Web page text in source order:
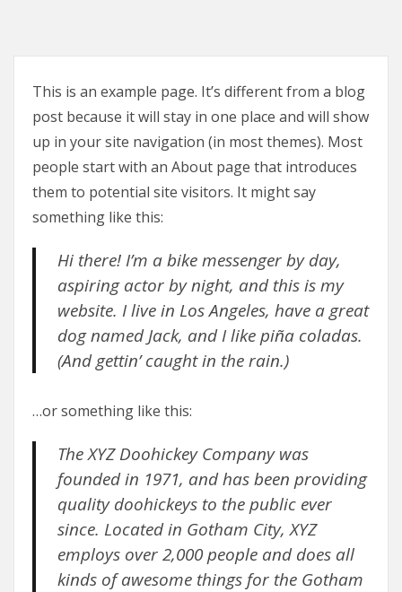
This is an example page. It’s different from a blog
post because it will stay in one place and will show
up in your site navigation (in most themes). Most
people start with an About page that introduces
them to potential site visitors. It might say
something like this:
Hi there! I’m a bike messenger by day,
aspiring actor by night, and this is my
website. I live in Los Angeles, have a great
dog named Jack, and I like piña coladas.
(And gettin’ caught in the rain.)
…or something like this:
The XYZ Doohickey Company was
founded in 1971, and has been providing
quality doohickeys to the public ever
since. Located in Gotham City, XYZ
employs over 2,000 people and does all
kinds of awesome things for the Gotham